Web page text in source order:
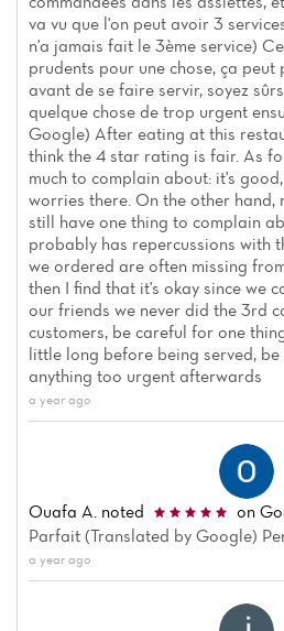
va vu que l'on peut avoir 3
n'a jamais fait le 3ème service)
prudents pour une chose, ça
avant de se faire servir, soyez
quelque chose de trop urgent
Google) After eating at this
think the 4 star rating is fair. As
much to complain about: it's
worries there. On the other hand,
still have one thing to complain
probably has repercussions with
we ordered are often missing
then I find that it's okay since we
our friends we never did the 3rd
customers, be careful for one
little long before being served,
anything too urgent afterwards
a year ago
Ouafa A. noted
on
Parfait (Translated by Google)
a year ago